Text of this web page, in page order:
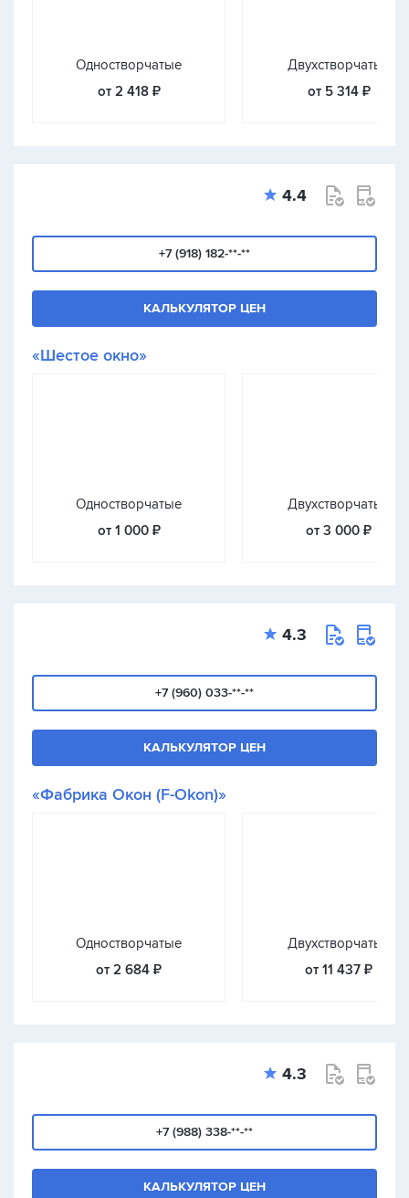
Одностворчатые
от 2 418 ₽
Двухстворчатые
от 5 314 ₽
4.4
+7 (918) 182-**-**
КАЛЬКУЛЯТОР ЦЕН
«Шестое окно»
Одностворчатые
от 1 000 ₽
Двухстворчатые
от 3 000 ₽
4.3
+7 (960) 033-**-**
КАЛЬКУЛЯТОР ЦЕН
«Фабрика Окон (F-Okon)»
Одностворчатые
от 2 684 ₽
Двухстворчатые
от 11 437 ₽
4.3
+7 (988) 338-**-**
КАЛЬКУЛЯТОР ЦЕН